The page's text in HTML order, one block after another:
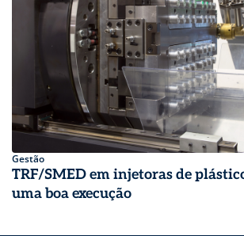
Gestão
TRF/SMED em injetoras de
uma boa execução